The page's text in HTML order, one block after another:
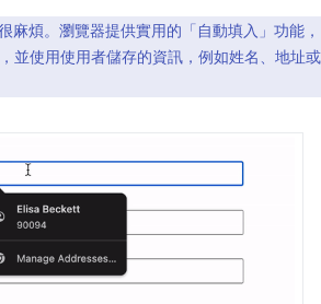
麻煩。瀏覽器提供實用的「自動填入」 功能，
並使用使用者儲存的資訊，例如姓名、地址或